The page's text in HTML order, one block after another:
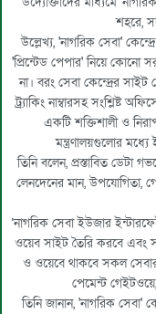
শহরে,
উল্লেখ্য, 'নাগরিক সেবা'
'প্রিন্টেড পেপার' নিয়ে কোনো
না। বরং সেবা কেন্দ্রের
ট্র্যাকিং নাম্বারসহ সংশ্লিষ্ট
একটি শক্তিশালী ও
মন্ত্রণালয়গুলোর মধ্যে
তিনি বলেন, প্রস্তাবিত ডেটা
লেনদেনের মান, উপযোগিতা,
‘নাগরিক সেবা ইউজার
ওয়েব সাইট তৈরি করবে এবং
ও ওয়েবে থাকবে সকল সেবার
পেমেন্ট
তিনি জানান, 'নাগরিক সেবা'